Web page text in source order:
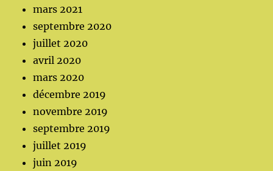
mars 2021
septembre 2020
juillet 2020
avril 2020
mars 2020
décembre 2019
novembre 2019
septembre 2019
juillet 2019
juin 2019